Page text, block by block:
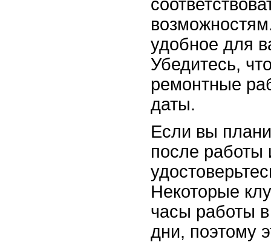
удобное для
Убедитесь,
ремонтные
даты.
Если вы
после
Некоторые
часы работы
дни, поэтому